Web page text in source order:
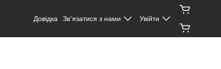
Довідка Зв’язатися з нами Увійти